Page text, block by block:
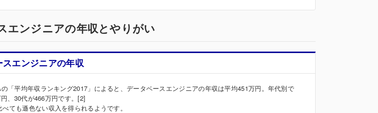
エンジニアの年収とやりがい
エンジニアの年収
「平均年収ランキング2017」によると、データベースエンジニアの年収は平均451万円。年代別で
、30代が466万円です。[2]
ても遜色ない収入を得られるようです。